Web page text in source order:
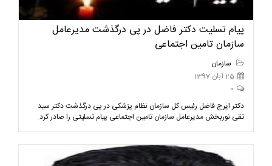
پیام تسلیت دکتر فاضل در پی درگذشت مدیرعامل
سازمان تامین اجتماعی
سازمان
25 آبان 1397
0
دکتر ایرج فاضل رئیس کل سازمان نظام پزشکی در پی درگذشت دکتر سید
تقی نوربخش مدیرعامل سازمان تامین اجتماعی پیام تسلیتی را صادر کرد.